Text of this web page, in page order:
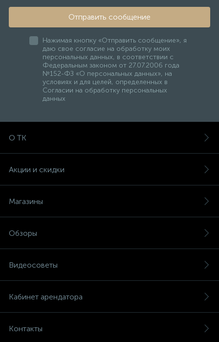
Отправить сообщение
Нажимая кнопку «Отправить сообщение», я
даю свое согласие на обработку моих
персональных данных, в соответствии с
Федеральным законом от 27.07.2006 года
№152-ФЗ «О персональных данных», на
условиях и для целей, определенных в
Согласии на обработку персональных
данных
О ТК
Акции и скидки
Магазины
Обзоры
Видеосоветы
Кабинет арендатора
Контакты